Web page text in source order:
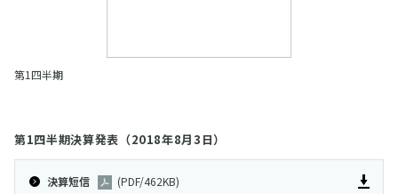
第1四半期
第1四半期決算発表（2018年8月3日）
決算短信 (PDF/462KB)